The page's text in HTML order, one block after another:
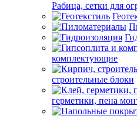
Рабица, сетки для
комплектующие
строительные блоки
герметики, пена